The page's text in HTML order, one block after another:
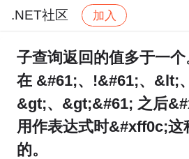
.NET社区 加入
社区 .NET社区 帖子详情
子查询返回的值多于一
在 &#61;、!&#61;、&lt;
&gt;、&gt;&#61; 之后
用作表达式时&#xff0c;这
的。